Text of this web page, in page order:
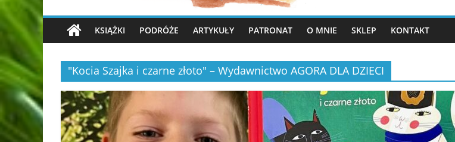
KSIĄŻKI PODRÓŻE ARTYKUŁY PATRONAT O MNIE SKLEP KONTAKT
"Kocia Szajka i czarne złoto" – Wydawnictwo AGORA DLA DZIECI